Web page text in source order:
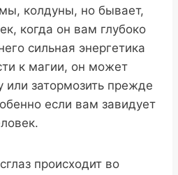
колдуны, но бывает,
когда он вам глубоко
сильная энергетика
к магии, он может
или затормозить прежде
если вам завидует
происходит во